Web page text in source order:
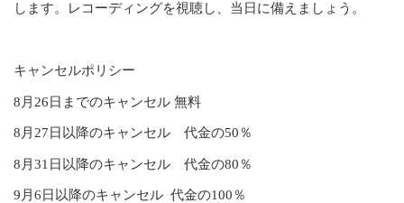
します。レコーディングを視聴し、当日に備えましょう。
キャンセルポリシー
8月26日までのキャンセル 無料
8月27日以降のキャンセル 代金の50％
8月31日以降のキャンセル 代金の80％
9月6日以降のキャンセル 代金の100％